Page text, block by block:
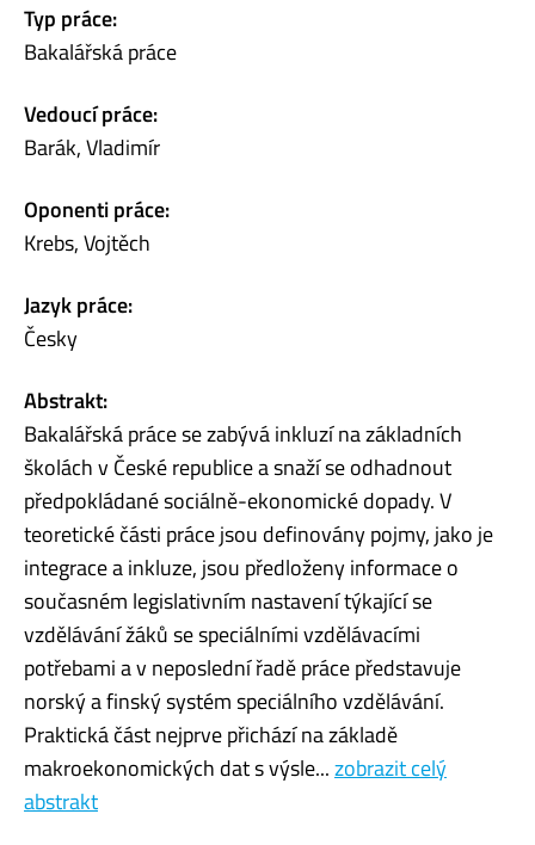
Typ práce:
Bakalářská práce
Vedoucí práce:
Barák, Vladimír
Oponenti práce:
Krebs, Vojtěch
Jazyk práce:
Česky
Abstrakt:
Bakalářská práce se zabývá inkluzí na základních
školách v České republice a snaží se odhadnout
předpokládané sociálně-ekonomické dopady. V
teoretické části práce jsou definovány pojmy, jako je
integrace a inkluze, jsou předloženy informace o
současném legislativním nastavení týkající se
vzdělávání žáků se speciálními vzdělávacími
potřebami a v neposlední řadě práce představuje
norský a finský systém speciálního vzdělávání.
Praktická část nejprve přichází na základě
makroekonomických dat s výsle...zobrazit celý
abstrakt